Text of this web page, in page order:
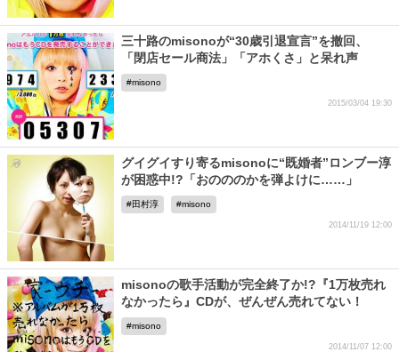
三十路のmisonoが“30歳引退宣言”を撤回、
「閉店セール商法」「アホくさ」と呆れ声
misono
2015/03/04 19:30
グイグイすり寄るmisonoに“既婚者”ロンブー淳
が困惑中!?「おのののかを弾よけに……」
田村淳 misono
2014/11/19 12:00
misonoの歌手活動が完全終了か!?『1万枚売れ
なかったら』CDが、ぜんぜん売れてない！
misono
2014/11/07 12:00